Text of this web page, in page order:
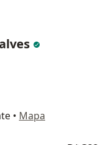
• Mapa